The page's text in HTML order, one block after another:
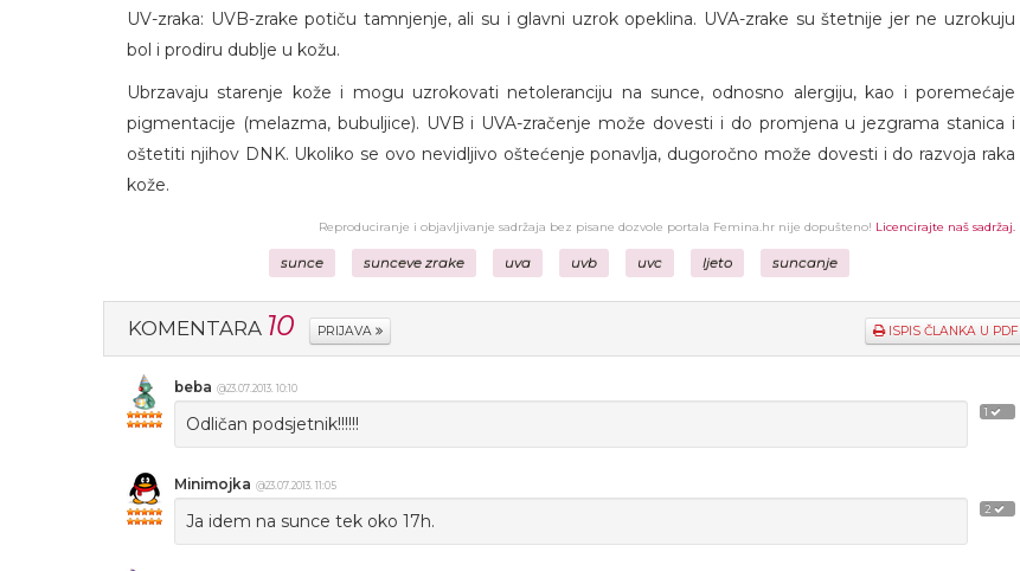
UV-zraka: UVB-zrake potiču tamnjenje, ali su i glavni uzrok opeklina. UVA-zrake su štetnije jer ne uzrokuju
bol i prodiru dublje u kožu.
Ubrzavaju starenje kože i mogu uzrokovati netoleranciju na sunce, odnosno alergiju, kao i poremećaje
pigmentacije (melazma, bubuljice). UVB i UVA-zračenje može dovesti i do promjena u jezgrama stanica i
oštetiti njihov DNK. Ukoliko se ovo nevidljivo oštećenje ponavlja, dugoročno može dovesti i do razvoja raka
kože.
Reproduciranje i objavljivanje sadržaja bez pisane dozvole portala Femina.hr nije dopušteno! Licencirajte naš sadržaj.
sunce sunceve zrake uva uvb uvc ljeto suncanje
KOMENTARA 10 PRIJAVA ISPIS ČLANKA U PDF
1
beba @23.07.2013. 10:10
Odličan podsjetnik!!!!!!
2
Minimojka @23.07.2013. 11:05
Ja idem na sunce tek oko 17h.